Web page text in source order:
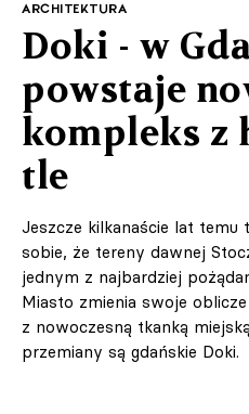
ARCHITEKTURA
Doki - w
powstaje
kompleks z
tle
Jeszcze kilkanaście lat
sobie, że tereny dawnej
jednym z najbardziej
Miasto zmienia swoje
z nowoczesną tkanką
przemiany są gdańskie Doki.